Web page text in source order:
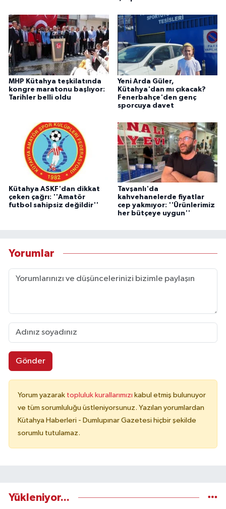
MHP Kütahya teşkilatında
kongre maratonu başlıyor:
Tarihler belli oldu
Yeni Arda Güler,
Kütahya'dan mı çıkacak?
Fenerbahçe'den genç
sporcuya davet
Kütahya ASKF'dan dikkat
çeken çağrı: ''Amatör
futbol sahipsiz değildir''
Tavşanlı'da
kahvehanelerde fiyatlar
cep yakmıyor: ''Ürünlerimiz
her bütçeye uygun''
Yorumlar
Gönder
Yorum yazarak topluluk kurallarımızı kabul etmiş bulunuyor
ve tüm sorumluluğu üstleniyorsunuz. Yazılan yorumlardan
Kütahya Haberleri - Dumlupınar Gazetesi hiçbir şekilde
sorumlu tutulamaz.
Yükleniyor...